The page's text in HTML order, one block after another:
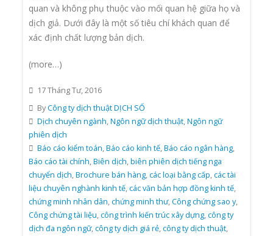
quan và không phụ thuộc vào mối quan hệ giữa họ và
dịch giả. Dưới đây là một số tiêu chí khách quan để
xác định chất lượng bản dịch.
(more…)
17 Tháng Tư, 2016
ByCông ty dịch thuật DỊCH SỐ
Dịch chuyên ngành,Ngôn ngữ dịch thuật,Ngôn ngữ
phiên dịch
Báo cáo kiểm toán,Báo cáo kinh tế,Báo cáo ngân hàng,
Báo cáo tài chính,Biên dịch,biên phiên dịch tiếng nga
chuyển dịch,Brochure bán hàng,các loại bằng cấp,các tài
liệu chuyên nghành kinh tế,các văn bản hợp đồng kinh tế,
chứng minh nhân dân,chứng minh thư,Công chứng sao y,
Công chứng tài liệu,công trình kiến trúc xây dựng,công ty
dịch đa ngôn ngữ,công ty dịch giá rẻ,công ty dịch thuật,